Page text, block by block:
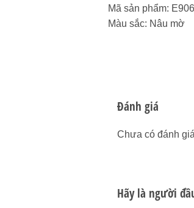
Mã sản phẩm: E906
Màu sắc: Nâu mờ
Đánh giá
Chưa có đánh
Hãy là người